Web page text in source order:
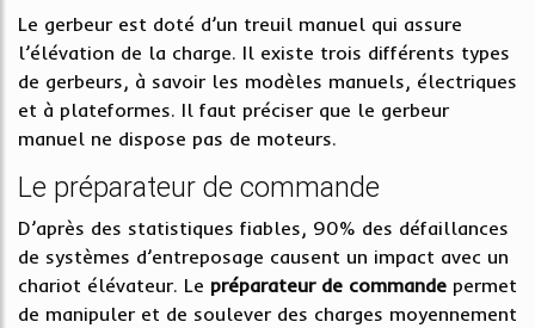
Le gerbeur est doté d’un treuil manuel qui assure
l’élévation de la charge. Il existe trois différents types
de gerbeurs, à savoir les modèles manuels, électriques
et à plateformes. Il faut préciser que le gerbeur
manuel ne dispose pas de moteurs.
Le préparateur de commande
D’après des statistiques fiables, 90% des défaillances
de systèmes d’entreposage causent un impact avec un
chariot élévateur. Le préparateur de commande permet
de manipuler et de soulever des charges moyennement